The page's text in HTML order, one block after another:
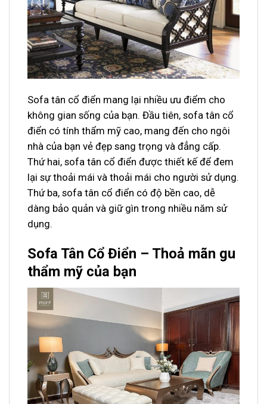
Sofa tân cổ điển mang lại nhiều ưu điểm cho
không gian sống của bạn. Đầu tiên, sofa tân cổ
điển có tính thẩm mỹ cao, mang đến cho ngôi
nhà của bạn vẻ đẹp sang trọng và đẳng cấp.
Thứ hai, sofa tân cổ điển được thiết kế để đem
lại sự thoải mái và thoải mái cho người sử dụng.
Thứ ba, sofa tân cổ điển có độ bền cao, dễ
dàng bảo quản và giữ gìn trong nhiều năm sử
dụng.
Sofa Tân Cổ Điển – Thoả mãn gu
thẩm mỹ của bạn